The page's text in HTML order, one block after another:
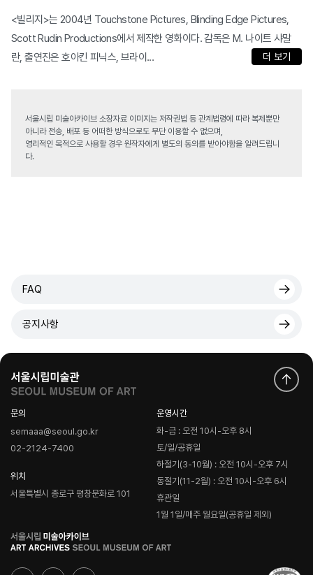
<빌리지>는 2004년 Touchstone Pictures, Blinding Edge Pictures,
Scott Rudin Productions에서 제작한 영화이다. 감독은 M. 나이트 샤말
란, 출연진은 호아킨 피닉스, 브라이...
더 보기
서울시립 미술아카이브 소장자료 이미지는 저작권법 등 관계법령에 따라 복제뿐만
아니라 전송, 배포 등 어떠한 방식으로도 무단 이용할 수 없으며,
영리적인 목적으로 사용할 경우 원작자에게 별도의 동의를 받아야함을 알려드립니
다.
FAQ
공지사항
문의
semaaa@seoul.go.kr
02-2124-7400
위치
서울특별시 종로구 평창문화로 101
운영시간
화-금 : 오전 10시-오후 8시
토/일/공휴일
하절기(3-10월) : 오전 10시-오후 7시
동절기(11-2월) : 오전 10시-오후 6시
휴관일
1월 1일/매주 월요일(공휴일 제외)
로
고